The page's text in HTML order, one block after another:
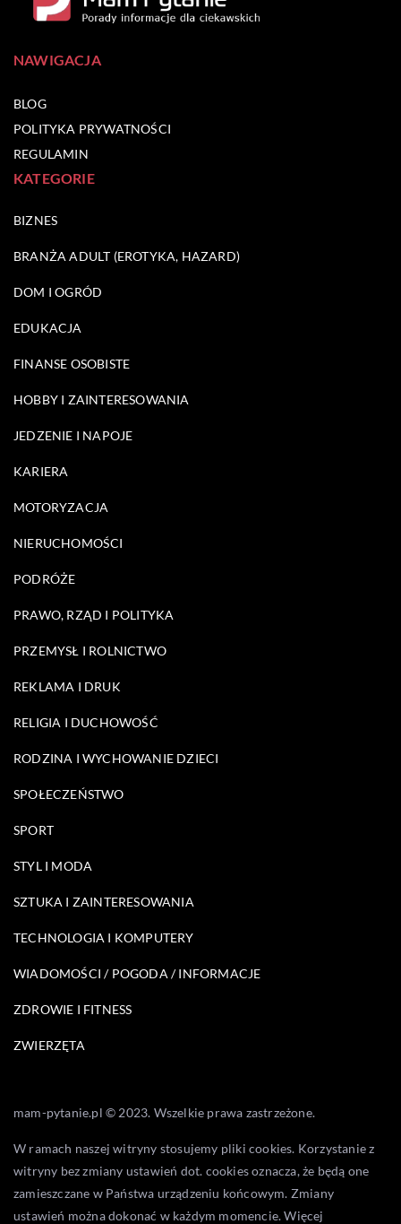
NAWIGACJA
BLOG
POLITYKA PRYWATNOŚCI
REGULAMIN
KATEGORIE
BIZNES
BRANŻA ADULT (EROTYKA, HAZARD)
DOM I OGRÓD
EDUKACJA
FINANSE OSOBISTE
HOBBY I ZAINTERESOWANIA
JEDZENIE I NAPOJE
KARIERA
MOTORYZACJA
NIERUCHOMOŚCI
PODRÓŻE
PRAWO, RZĄD I POLITYKA
PRZEMYSŁ I ROLNICTWO
REKLAMA I DRUK
RELIGIA I DUCHOWOŚĆ
RODZINA I WYCHOWANIE DZIECI
SPOŁECZEŃSTWO
SPORT
STYL I MODA
SZTUKA I ZAINTERESOWANIA
TECHNOLOGIA I KOMPUTERY
WIADOMOŚCI / POGODA / INFORMACJE
ZDROWIE I FITNESS
ZWIERZĘTA
mam-pytanie.pl © 2023. Wszelkie prawa zastrzeżone.
W ramach naszej witryny stosujemy pliki cookies. Korzystanie z
witryny bez zmiany ustawień dot. cookies oznacza, że będą one
zamieszczane w Państwa urządzeniu końcowym. Zmiany
ustawień można dokonać w każdym momencie. Więcej